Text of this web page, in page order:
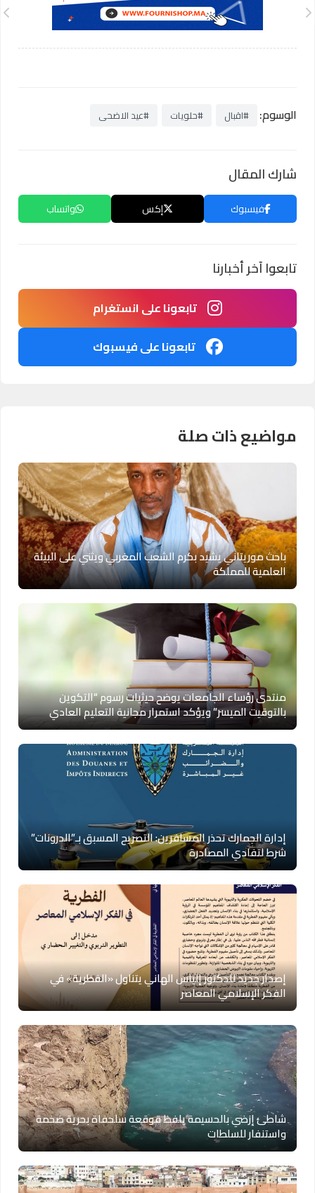
الوسوم: #اقبال #حلويات #عيد الاضحى
شارك المقال
فيسبوك إكس واتساب
تابعوا آخر أخبارنا
تابعونا على انستغرام
تابعونا على فيسبوك
مواضيع ذات صلة
باحث موريتاني يشيد بكرم الشعب المغربي ويثني على البيئة
العلمية للمملكة
منتدى رؤساء الجامعات يوضح حيثيات رسوم “التكوين
بالتوقيت الميسر” ويؤكد استمرار مجانية التعليم العادي
إدارة الجمارك تحذر المسافرين: التصريح المسبق بـ”الدرونات”
شرط لتفادي المصادرة
إصدار جديد للدكتور إلياس الهاني يتناول «الفطرية» في
الفكر الإسلامي المعاصر
شاطئ إزضي بالحسيمة يلفظ قوقعة سلحفاة بحرية ضخمة
واستنفار للسلطات